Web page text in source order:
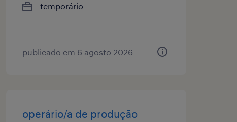
temporário
publicado em 6 agosto 2026
operário/a de produção